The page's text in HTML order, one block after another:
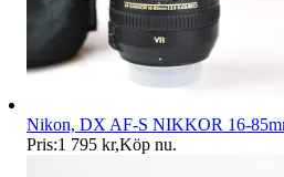
Nikon, DX AF-S NIKKOR 16-
Pris:1 795 kr,Köp nu.